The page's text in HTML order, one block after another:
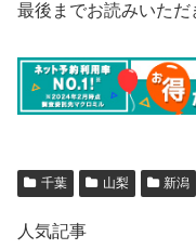
最後までお読みいただ
千葉 山梨 新潟
人気記事